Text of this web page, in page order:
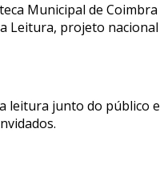
Municipal de
Leitura, projeto
junto do público